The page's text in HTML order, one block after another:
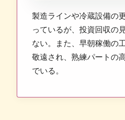
製造ラインや冷蔵設備の
っているが、投資回収の
ない。また、早朝稼働の
敬遠され、熟練パートの
でいる。